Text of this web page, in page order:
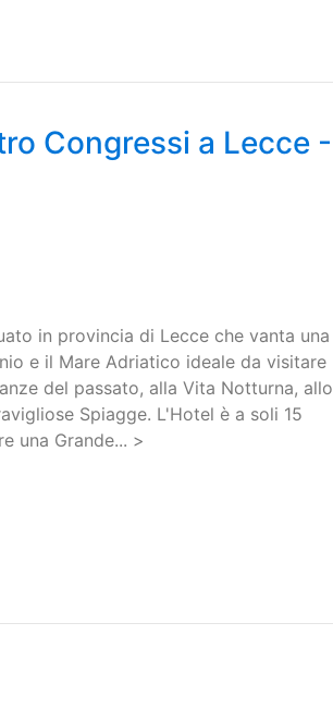
Congressi a Lecce -
in provincia di Lecce che vanta una
e il Mare Adriatico ideale da visitare
del passato, alla Vita Notturna, allo
Spiagge. L'Hotel è a soli 15
una Grande... >